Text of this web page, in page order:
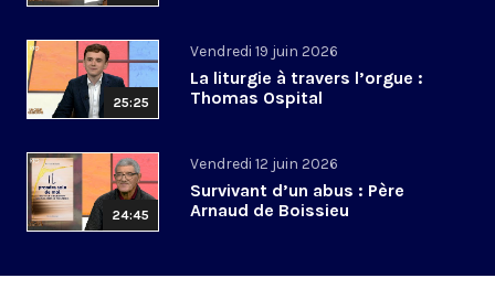
25:25
Vendredi 19 juin 2026
La liturgie à travers l’orgue :
Thomas Ospital
24:45
Vendredi 12 juin 2026
Survivant d’un abus : Père
Arnaud de Boissieu